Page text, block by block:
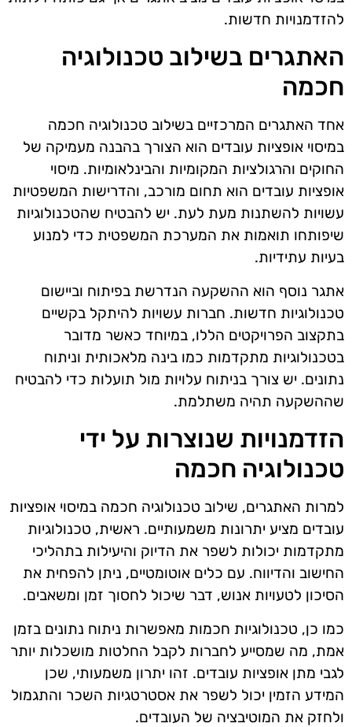
להזדמנויות חדשות.
האתגרים בשילוב טכנולוגיה
חכמה
אחד האתגרים המרכזיים בשילוב טכנולוגיה חכמה
במיסוי אופציות עובדים הוא הצורך בהבנה מעמיקה של
החוקים והרגולציות המקומיות והבינלאומיות. מיסוי
אופציות עובדים הוא תחום מורכב, והדרישות המשפטיות
עשויות להשתנות מעת לעת. יש להבטיח שהטכנולוגיות
שיפותחו תואמות את המערכת המשפטית כדי למנוע
בעיות עתידיות.
אתגר נוסף הוא ההשקעה הנדרשת בפיתוח וביישום
טכנולוגיות חדשות. חברות עשויות להיתקל בקשיים
בתקצוב הפרויקטים הללו, במיוחד כאשר מדובר
בטכנולוגיות מתקדמות כמו בינה מלאכותית וניתוח
נתונים. יש צורך בניתוח עלויות מול תועלות כדי להבטיח
שההשקעה תהיה משתלמת.
הזדמנויות שנוצרות על ידי
טכנולוגיה חכמה
למרות האתגרים, שילוב טכנולוגיה חכמה במיסוי אופציות
עובדים מציע יתרונות משמעותיים. ראשית, טכנולוגיות
מתקדמות יכולות לשפר את הדיוק והיעילות בתהליכי
החישוב והדיווח. עם כלים אוטומטיים, ניתן להפחית את
הסיכון לטעויות אנוש, דבר שיכול לחסוך זמן ומשאבים.
כמו כן, טכנולוגיות חכמות מאפשרות ניתוח נתונים בזמן
אמת, מה שמסייע לחברות לקבל החלטות מושכלות יותר
לגבי מתן אופציות עובדים. זהו יתרון משמעותי, שכן
המידע הזמין יכול לשפר את אסטרטגיות השכר והתגמול
ולחזק את המוטיבציה של העובדים.